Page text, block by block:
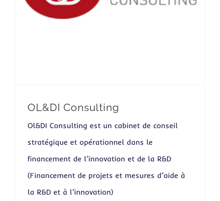
OL&DI Consulting
Ol&DI Consulting est un cabinet de conseil
stratégique et opérationnel dans le
financement de l’innovation et de la R&D
(Financement de projets et mesures d’aide à
la R&D et à l’innovation)